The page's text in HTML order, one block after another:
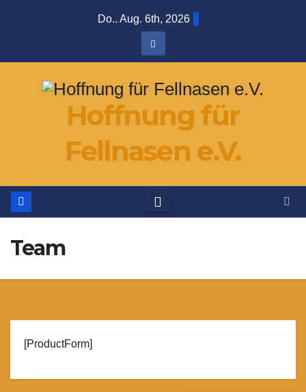
Do.. Aug. 6th, 2026
Hoffnung für
Fellnasen e.V.
Team
[ProductForm]